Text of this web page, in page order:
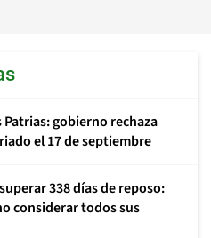
gobierno rechaza
el 17 de septiembre
338 días de reposo:
considerar todos sus